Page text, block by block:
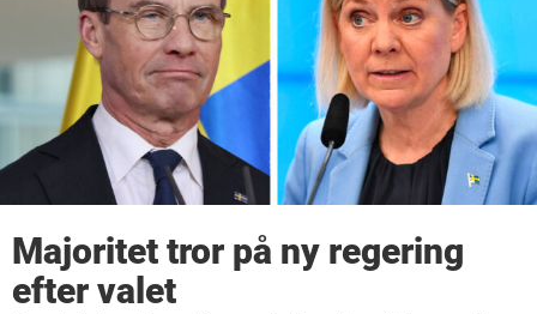
Majoritet tror på ny regering
efter valet